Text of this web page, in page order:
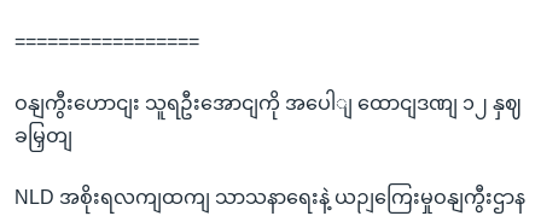
=================
ဝနျကွီးဟောငျး သူရဦးအောငျကို အပေါျ ထောငျဒဏျ ၁၂ နှဈ
ခမြှတျ
NLD အစိုးရလကျထကျ သာသနာရေးနဲ့ ယဉျကြေးမှုဝနျကွီးဌာန